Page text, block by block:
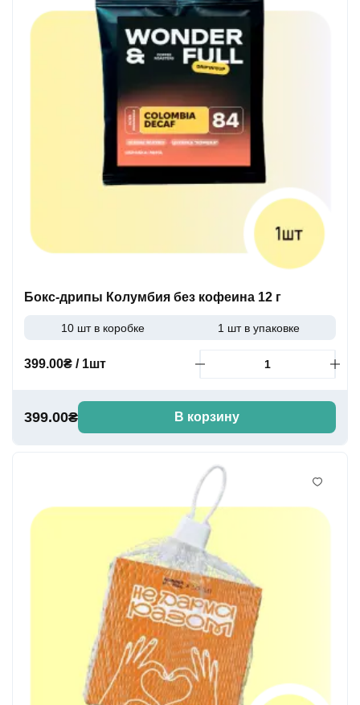
Бокс-дрипы Колумбия без кофеина 12 г
10 шт в коробке 1 шт в упаковке
399.00₴ / 1шт
399.00₴ В корзину